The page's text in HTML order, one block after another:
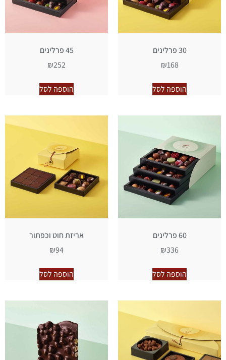
30 פרלינים
₪168
הוספה לסל
45 פרלינים
₪252
הוספה לסל
60 פרלינים
₪336
הוספה לסל
אריזת חוט וכפתור
₪94
הוספה לסל